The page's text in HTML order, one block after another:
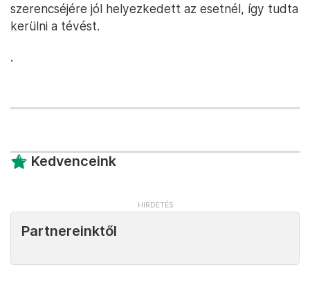
szerencséjére jól helyezkedett az esetnél, így tudta
kerülni a tévést.
.
Kedvenceink
Partnereinktől